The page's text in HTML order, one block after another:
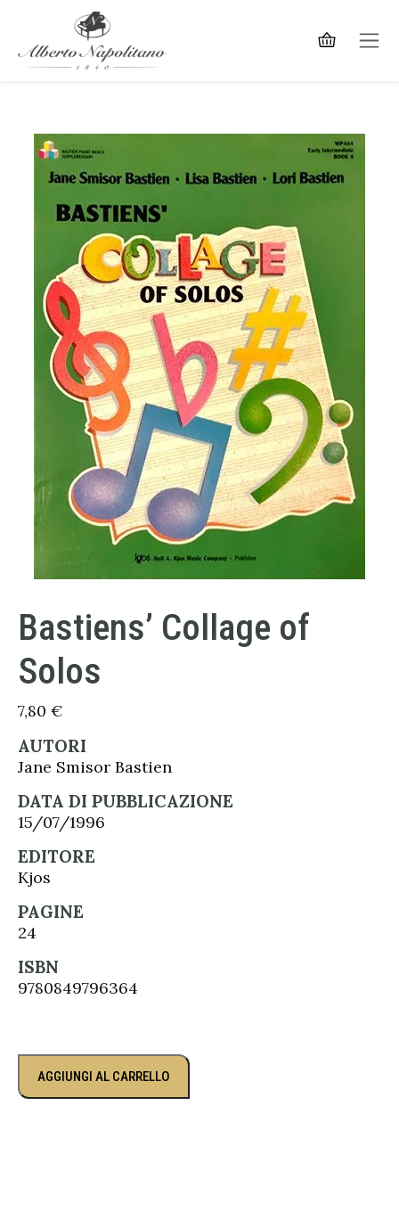
Bastiens’ Collage of
Solos
7,80 €
AUTORI
Jane Smisor Bastien
DATA DI PUBBLICAZIONE
15/07/1996
EDITORE
Kjos
PAGINE
24
ISBN
9780849796364
AGGIUNGI AL CARRELLO